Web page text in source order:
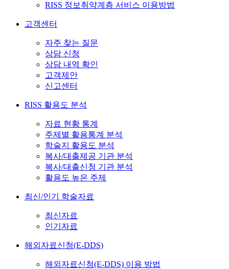
RISS 정보취약계층 서비스 이용방법
고객센터
자주 찾는 질문
상담 신청
상담 내역 확인
고객제안
신고센터
RISS 활용도 분석
자료 현황 통계
주제별 활용통계 분석
학술지 활용도 분석
복사/대출제공 기관 분석
복사/대출신청 기관 분석
활용도 높은 주제
최신/인기 학술자료
최신자료
인기자료
해외자료신청(E-DDS)
해외자료신청(E-DDS) 이용 방법